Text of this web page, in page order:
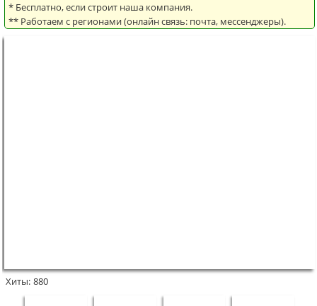
* Бесплатно, если строит наша компания.
** Работаем с регионами (онлайн связь: почта, мессенджеры).
Хиты: 880